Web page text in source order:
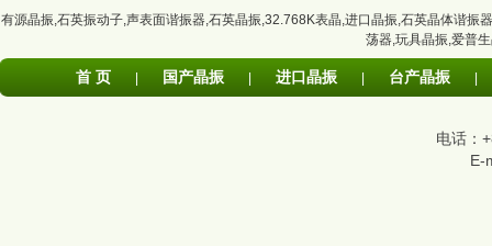
有源晶振,石英振动子,声表面谐振器,石英晶振,32.768K表晶,进口晶振,石英晶体谐振器
荡器,玩具晶振,爱普
首 页 国产晶振 进口晶振 台产晶振
电话：
E-